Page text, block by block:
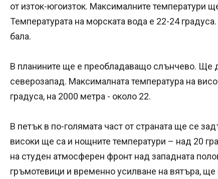
от изток-югоизток. Максималните температури
Температурата на морската вода е 22-24
бала.
В планините ще е преобладаващо слънчево. Ще
северозапад. Максималната температура на
градуса, на 2000 метра - около 22.
В петък в по-голямата част от страната ще се
високи ще са и нощните температури – над 20
на студен атмосферен фронт над западната
гръмотевици и временно усилване на вятъра,